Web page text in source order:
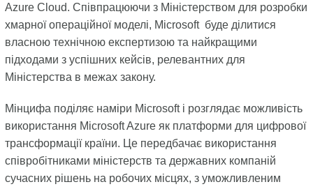
Azure Cloud. Співпрацюючи з Міністерством для розробки
хмарної операційної моделі, Microsoft буде ділитися
власною технічною експертизою та найкращими
підходами з успішних кейсів, релевантних для
Міністерства в межах закону.
Мінцифа поділяє наміри Microsoft і розглядає можливість
використання Microsoft Azure як платформи для цифрової
трансформації країни. Це передбачає використання
співробітниками міністерств та державних компаній
сучасних рішень на робочих місцях, з уможливленим